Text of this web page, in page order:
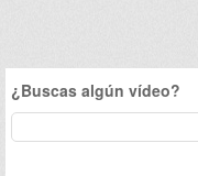
¿Buscas algún vídeo?